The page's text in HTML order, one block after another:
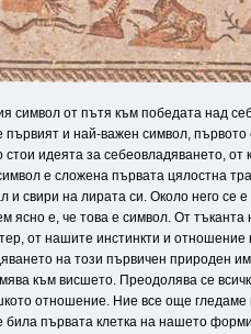
символ от пътя към победата над
първият и най-важен символ,
стои идеята за себеовладяването,
е сложена първата цялостна
и свири на лирата си. Около него се
ясно е, че това е символ. От тъканта
от нашите инстинкти и
на този първичен природен
към висшето. Преодолява се
отношение. Ние все още гледаме
била първата клетка на нашето